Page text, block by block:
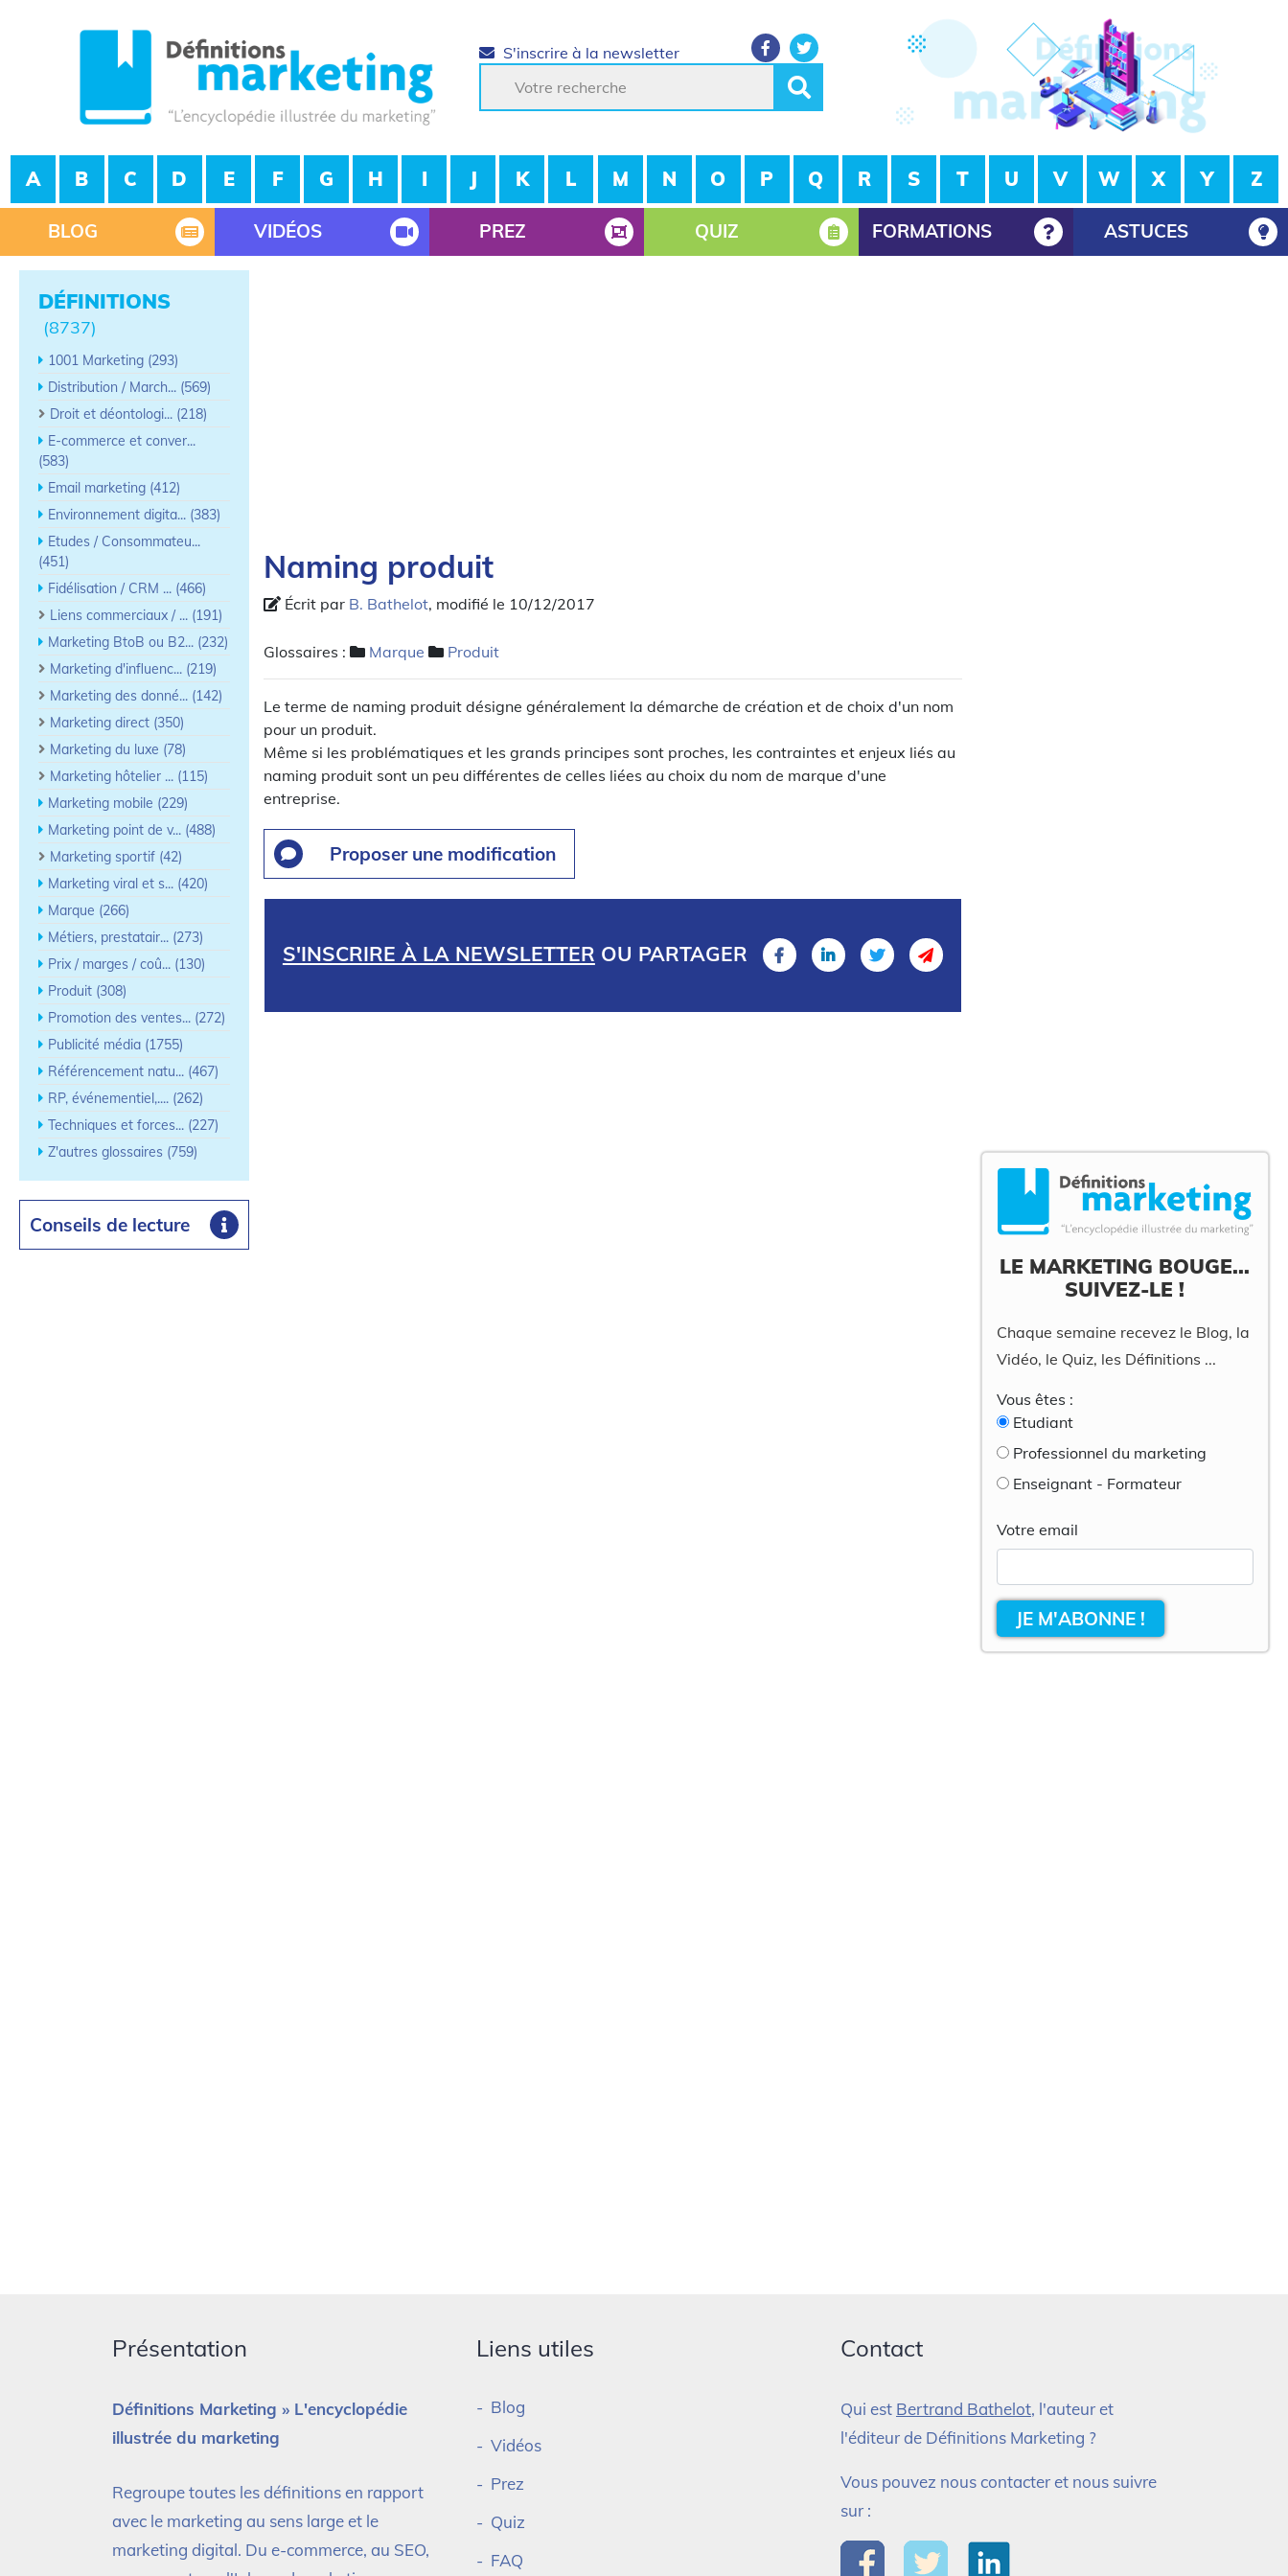
S'inscrire à la newsletter
A B C D E F G H I J K L M N O P Q R S T U V W X Y Z
BLOG VIDÉOS PREZ QUIZ FORMATIONS ASTUCES
DÉFINITIONS
(8737)
1001 Marketing (293)
Distribution / March... (569)
Droit et déontologi... (218)
E-commerce et conver...
(583)
Email marketing (412)
Environnement digita... (383)
Etudes / Consommateu...
(451)
Fidélisation / CRM ... (466)
Liens commerciaux / ... (191)
Marketing BtoB ou B2... (232)
Marketing d'influenc... (219)
Marketing des donné... (142)
Marketing direct (350)
Marketing du luxe (78)
Marketing hôtelier ... (115)
Marketing mobile (229)
Marketing point de v... (488)
Marketing sportif (42)
Marketing viral et s... (420)
Marque (266)
Métiers, prestatair... (273)
Prix / marges / coû... (130)
Produit (308)
Promotion des ventes... (272)
Publicité média (1755)
Référencement natu... (467)
RP, événementiel,.... (262)
Techniques et forces... (227)
Z'autres glossaires (759)
Conseils de lecture
Naming produit
Écrit par B. Bathelot, modifié le 10/12/2017
Glossaires : Marque Produit
Le terme de naming produit désigne généralement la démarche de création et de choix d'un nom
pour un produit.
Même si les problématiques et les grands principes sont proches, les contraintes et enjeux liés au
naming produit sont un peu différentes de celles liées au choix du nom de marque d'une
entreprise.
Proposer une modification
S'INSCRIRE À LA NEWSLETTER OU PARTAGER
LE MARKETING BOUGE...
SUIVEZ-LE !
Chaque semaine recevez le Blog, la
Vidéo, le Quiz, les Définitions ...
Vous êtes :
Etudiant
Professionnel du marketing
Enseignant - Formateur
Votre email
Présentation
Définitions Marketing » L'encyclopédie
illustrée du marketing
Regroupe toutes les définitions en rapport
avec le marketing au sens large et le
marketing digital. Du e-commerce, au SEO,
Liens utiles
Blog
Vidéos
Prez
Quiz
FAQ
Contact
Qui est Bertrand Bathelot, l'auteur et
l'éditeur de Définitions Marketing ?
Vous pouvez nous contacter et nous suivre
sur :